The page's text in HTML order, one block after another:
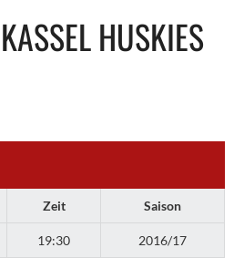
HUSKIES
Zeit Saison
19:30 2016/17